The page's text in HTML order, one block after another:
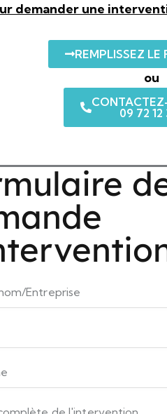
demander une
REMPLISSEZ LE
ou
09 72 12